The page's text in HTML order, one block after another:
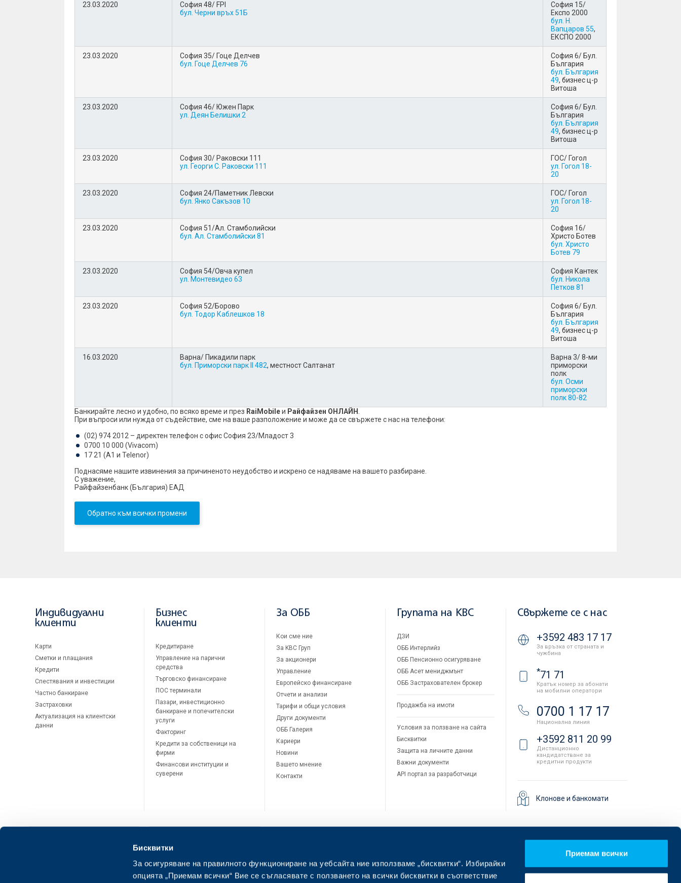
Бисквитки
За осигуряване на правилното функциониране на уебсайта ние използваме „бисквитки“. Избирайки
опцията „Приемам всички“ Вие се съгласявате с ползването на всички бисквитки в съответствие
Приемам всички
23.03.2020
София 48/ FPI
бул. Черни връх 51Б
София 15/
Експо 2000
бул. Н.
Вапцаров 55,
ЕКСПО 2000
23.03.2020
София 35/ Гоце Делчев
бул. Гоце Делчев 76
София 6/ Бул.
България
бул. България
49, бизнес ц-р
Витоша
23.03.2020
София 46/ Южен Парк
ул. Деян Белишки 2
София 6/ Бул.
България
бул. България
49, бизнес ц-р
Витоша
23.03.2020
София 30/ Раковски 111
ул. Георги С. Раковски 111
ГОС/ Гогол
ул. Гогол 18-
20
23.03.2020
София 24/Паметник Левски
бул. Янко Сакъзов 10
ГОС/ Гогол
ул. Гогол 18-
20
23.03.2020
София 51/Ал. Стамболийски
бул. Aл. Стамболийски 81
София 16/
Христо Ботев
бул. Христо
Ботев 79
23.03.2020
София 54/Овча купел
ул. Монтевидео 63
София Кантек
бул. Никола
Петков 81
23.03.2020
София 52/Борово
бул. Тодор Каблешков 18
София 6/ Бул.
България
бул. България
49, бизнес ц-р
Витоша
16.03.2020
Варна/ Пикадили парк
бул. Приморски парк II 482, местност Салтанат
Варна 3/ 8-ми
приморски
полк
бул. Осми
приморски
полк 80-82
Банкирайтe лесно и удобно, по всяко време и през RaiMobileи Райфайзен ОНЛАЙН
При въпроси или нужда от съдействие, сме на ваше разположение и може да се свържете с нас на телефони:
(02) 974 2012 – директен телефон с офис София 23/Младост 3
0700 10 000 (Vivacom)
17 21 (А1 и Telenor)
Поднасяме нашите извинения за причиненото неудобство и искрено се надяваме на вашето разбиране.
С уважение,
Райфайзенбанк (България) ЕАД
Обратно към всички промени
Индивидуални
клиенти
Карти
Сметки и плащания
Кредити
Спестявания и инвестиции
Частно банкиране
Застраховки
Актуализация на клиентски
данни
Бизнес
клиенти
Кредитиране
Управление на парични
средства
Търговско финансиране
ПОС терминали
Пазари, инвестиционно
банкиране и попечителски
услуги
Факторинг
Кредити за собственици на
фирми
Финансови институции и
суверени
За ОББ
Кои сме ние
За KBC Груп
За акционери
Управление
Европейско финансиране
Отчети и анализи
Тарифи и общи условия
Други документи
ОББ Галерия
Кариери
Новини
Вашето мнение
Контакти
Групата на KBC
ДЗИ
ОББ Интерлийз
ОББ Пенсионно осигуряване
ОББ Асет мениджмънт
ОББ Застрахователен брокер
Продажба на имоти
Условия за ползване на сайта
Бисквитки
Защита на личните данни
Важни документи
API портал за разработчици
Свържете се с нас
+3592 483 17 17
За връзка от страната и
чужбина
*71 71
Кратък номер за абонати
на мобилни оператори
0700 1 17 17
Национална линия
+3592 811 20 99
Дистанционно
кандидатстване за
кредитни продукти
Клонове и банкомати
ОББ Мобайл